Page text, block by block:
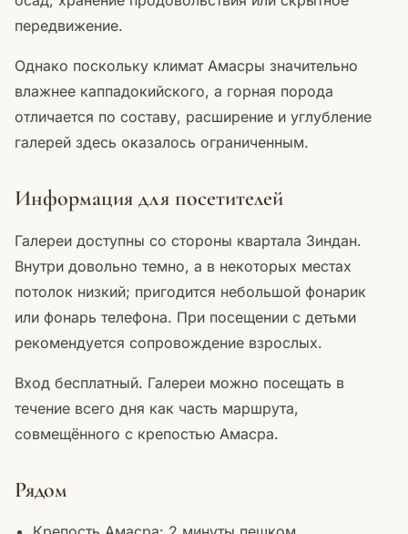
передвижение.
Однако поскольку климат Амасры значительно
влажнее каппадокийского, а горная порода
отличается по составу, расширение и углубление
галерей здесь оказалось ограниченным.
Информация для посетителей
Галереи доступны со стороны квартала Зиндан.
Внутри довольно темно, а в некоторых местах
потолок низкий; пригодится небольшой фонарик
или фонарь телефона. При посещении с детьми
рекомендуется сопровождение взрослых.
Вход бесплатный. Галереи можно посещать в
течение всего дня как часть маршрута,
совмещённого с крепостью Амасра.
Рядом